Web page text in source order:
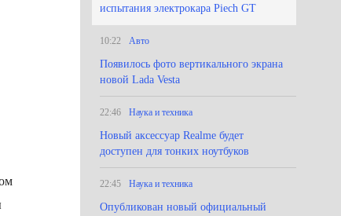
испытания электрокара Piech GT
10:22 Авто
Появилось фото вертикального экрана
новой Lada Vesta
22:46 Наука и техника
Новый аксессуар Realme будет
доступен для тонких ноутбуков
22:45 Наука и техника
Опубликован новый официальный